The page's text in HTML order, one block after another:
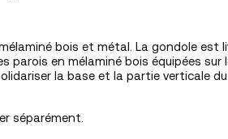
bois et métal. La gondole est
parois en mélaminé bois équipées sur
la base et la partie verticale du
séparément.